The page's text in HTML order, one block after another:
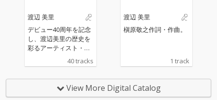
渡辺 美里
デビュー40周年を記念
し、渡辺美里の歴史を
彩るアーティスト・ク
リエイターなど総勢59
名が、“渡辺美里といえ
レクトした40曲を収
録。渡辺美里40年の軌
40 tracks
渡辺 美里
槇原敬之作詞・作曲。
1 track
View More Digital Catalog